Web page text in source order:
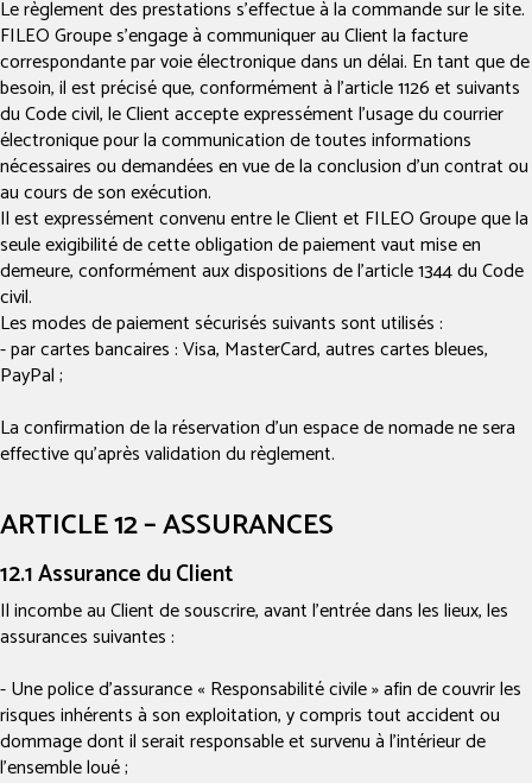
Le règlement des prestations s’effectue à la commande sur le site.
FILEO Groupe s’engage à communiquer au Client la facture
correspondante par voie électronique dans un délai. En tant que de
besoin, il est précisé que, conformément à l’article 1126 et suivants
du Code civil, le Client accepte expressément l’usage du courrier
électronique pour la communication de toutes informations
nécessaires ou demandées en vue de la conclusion d’un contrat ou
au cours de son exécution.
Il est expressément convenu entre le Client et FILEO Groupe que la
seule exigibilité de cette obligation de paiement vaut mise en
demeure, conformément aux dispositions de l’article 1344 du Code
civil.
Les modes de paiement sécurisés suivants sont utilisés :
- par cartes bancaires : Visa, MasterCard, autres cartes bleues,
PayPal ;
La confirmation de la réservation d’un espace de nomade ne sera
effective qu’après validation du règlement.
ARTICLE 12 – ASSURANCES
12.1 Assurance du Client
Il incombe au Client de souscrire, avant l’entrée dans les lieux, les
assurances suivantes :
- Une police d’assurance « Responsabilité civile » afin de couvrir les
risques inhérents à son exploitation, y compris tout accident ou
dommage dont il serait responsable et survenu à l’intérieur de
l’ensemble loué ;